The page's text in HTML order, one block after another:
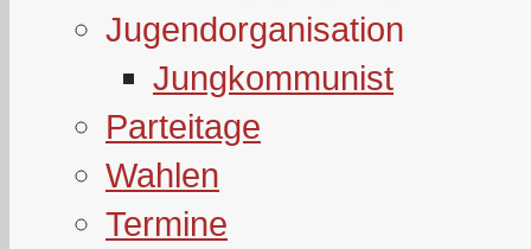
Jugendorganisation
Jungkommunist
Parteitage
Wahlen
Termine